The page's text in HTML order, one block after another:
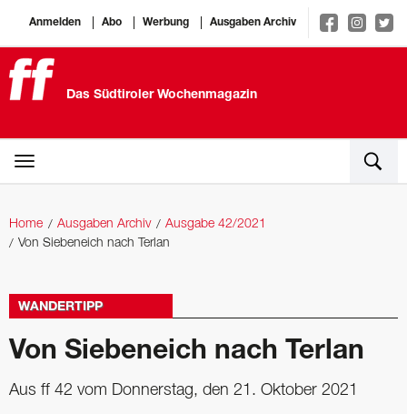
Anmelden Abo Werbung Ausgaben Archiv
Das Südtiroler Wochenmagazin
Home Ausgaben Archiv
Ausgabe 42/2021
Von Siebeneich nach Terlan
WANDERTIPP
Von Siebeneich nach Terlan
Aus ff 42 vom Donnerstag, den 21. Oktober 2021